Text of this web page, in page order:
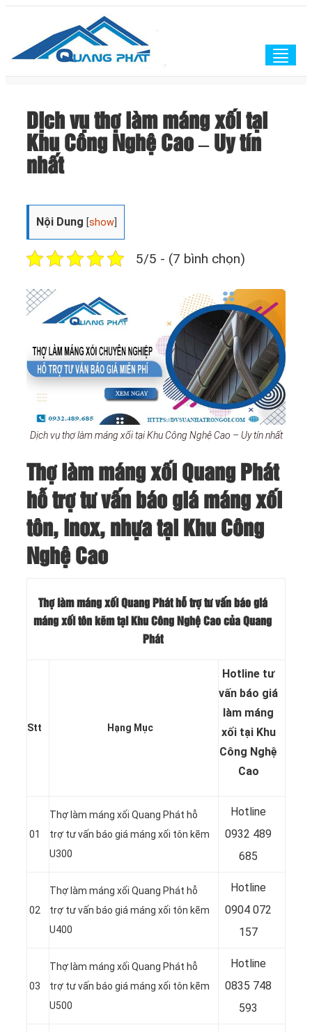
Dịch vụ thợ làm máng xối tại
Khu Công Nghệ Cao – Uy tín
nhất
Nội Dung [show
5/5 - (7 bình chọn)
Dịch vụ thợ làm máng xối tại Khu Công Nghệ Cao – Uy tín nhất
Thợ làm máng xối Quang Phát
hỗ trợ tư vấn báo giá máng xối
tôn, inox, nhựa tại Khu Công
Nghệ Cao
Thợ làm máng xối Quang Phát hỗ trợ tư vấn báo giá
máng xối tôn kẽm tại Khu Công Nghệ Cao của Quang
Phát
Stt Hạng Mục
Hotline tư
vấn báo giá
làm máng
xối tại Khu
Công Nghệ
Cao
01
Thợ làm máng xối Quang Phát hỗ
trợ tư vấn báo giá máng xối tôn kẽm
U300
Hotline
0932 489
685
02
Thợ làm máng xối Quang Phát hỗ
trợ tư vấn báo giá máng xối tôn kẽm
U400
Hotline
0904 072
157
03
Thợ làm máng xối Quang Phát hỗ
trợ tư vấn báo giá máng xối tôn kẽm
U500
Hotline
0835 748
593